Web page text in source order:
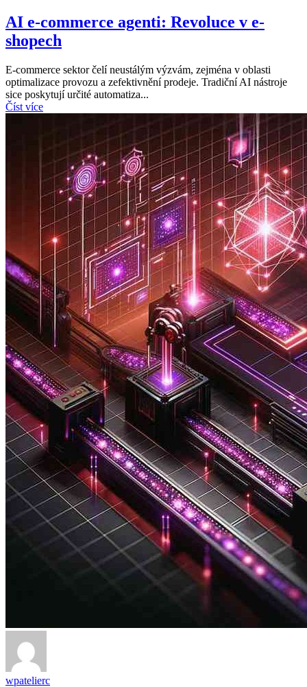
AI e-commerce agenti: Revoluce v e-
shopech
E-commerce sektor čelí neustálým výzvám, zejména v oblasti
optimalizace provozu a zefektivnění prodeje. Tradiční AI nástroje
sice poskytují určité automatiza...
Číst více
wpatelierc